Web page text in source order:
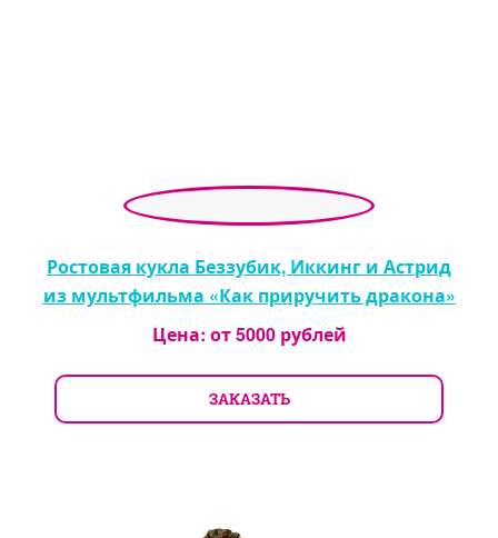
Ростовая кукла Беззубик, Иккинг и Астрид
из мультфильма «Как приручить дракона»
Цена: от5000рублей
ЗАКАЗАТЬ